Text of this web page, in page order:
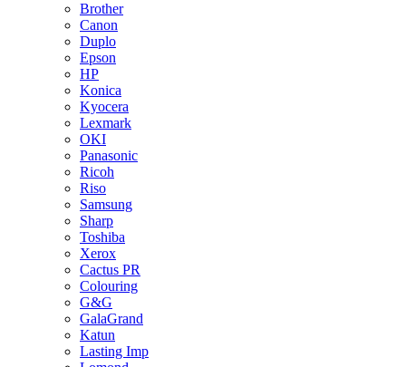
Brother
Canon
Duplo
Epson
HP
Konica
Kyocera
Lexmark
OKI
Panasonic
Ricoh
Riso
Samsung
Sharp
Toshiba
Xerox
Cactus PR
Colouring
G&G
GalaGrand
Katun
Lasting Imp